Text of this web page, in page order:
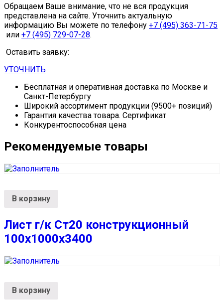
Обращаем Ваше внимание, что не вся продукция
представлена на сайте. Уточнить актуальную
информацию Вы можете по телефону +7 (495) 363-71-75
или +7 (495) 729-07-28.
Оставить заявку:
УТОЧНИТЬ
Бесплатная и оперативная доставка по Москве и
Санкт-Петербургу
Широкий ассортимент продукции (9500+ позиций)
Гарантия качества товара. Сертификат
Конкурентоспособная цена
Рекомендуемые товары
В корзину
Лист г/к Ст20 конструкционный
100х1000х3400
В корзину